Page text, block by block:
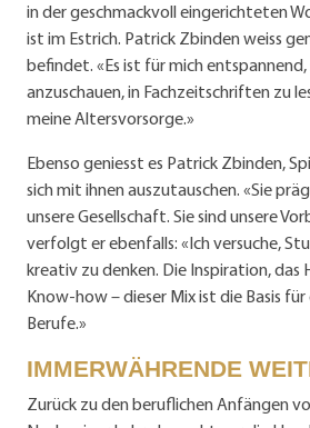
in der geschmackvoll eingerichteten
ist im Estrich. Patrick Zbinden weiss
befindet. «Es ist für mich entspannend,
anzuschauen, in Fachzeitschriften zu
meine Altersvorsorge.»
Ebenso geniesst es Patrick Zbinden,
sich mit ihnen auszutauschen. «Sie
unsere Gesellschaft. Sie sind unsere
verfolgt er ebenfalls: «Ich versuche,
kreativ zu denken. Die Inspiration, das
Know-how – dieser Mix ist die Basis
Berufe.»
IMMERWÄHRENDE
Zurück zu den beruflichen Anfängen